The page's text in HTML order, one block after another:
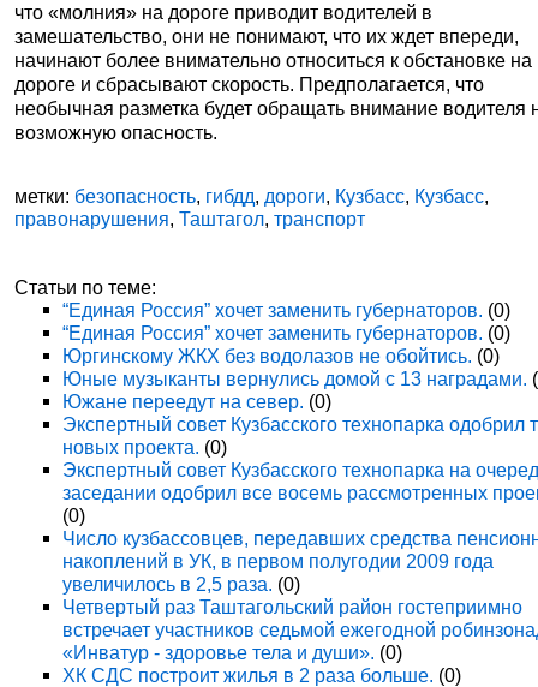
что«молния» на дороге приводит водителей в
замешательство, они не понимают, что их ждет впереди,
начинают более внимательно относиться к обстановке на
дороге и сбрасывают скорость. Предполагается, что
необычная разметка будет обращать внимание водителя
возможную опасность.
метки: безопасность, гибдд, дороги, Кузбасс, Кузбасс,
правонарушения,Таштагол,транспорт
Статьи по теме:
“Единая Россия” хочет заменить губернаторов. (0)
“Единая Россия” хочет заменить губернаторов. (0)
Юргинскому ЖКХ без водолазов не обойтись. (0)
Юные музыканты вернулись домой с 13 наградами.
Южане переедут на север. (0)
Экспертный совет Кузбасского технопарка одобрил
новых проекта. (0)
Экспертный совет Кузбасского технопарка на
заседании одобрил все восемь рассмотренных
(0)
Число кузбассовцев, передавших средства
накоплений в УК, в первом полугодии 2009 года
увеличилось в 2,5 раза. (0)
Четвертый раз Таштагольский район гостеприимно
встречает участников седьмой ежегодной
«Инватур - здоровье тела и души». (0)
ХК СДС построит жилья в 2 раза больше. (0)